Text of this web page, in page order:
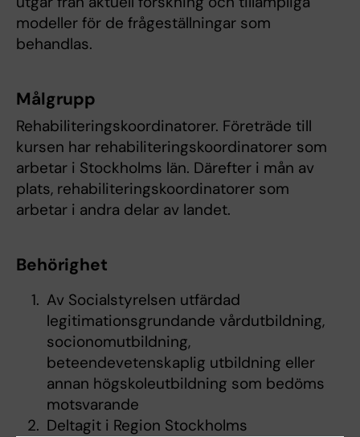
modeller för de frågeställningar som
behandlas.
Målgrupp
Rehabiliteringskoordinatorer. Företräde till
kursen har rehabiliteringskoordinatorer som
arbetar i Stockholms län. Därefter i mån av
plats, rehabiliteringskoordinatorer som
arbetar i andra delar av landet.
Behörighet
Av Socialstyrelsen utfärdad
legitimationsgrundande vårdutbildning,
socionomutbildning,
beteendevetenskaplig utbildning eller
annan högskoleutbildning som bedöms
motsvarande
Deltagit i Region Stockholms